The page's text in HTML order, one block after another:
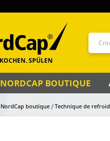
NORDCAP BOUTIQUE
NordCap boutique Technique de refroid